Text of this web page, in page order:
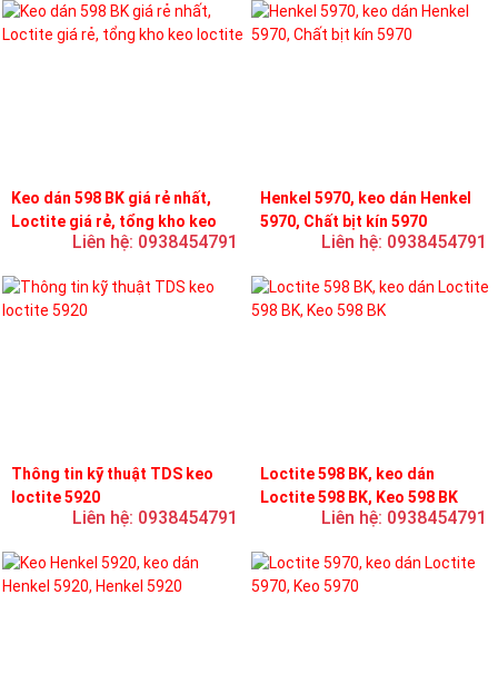
Keo dán 598 BK giá rẻ nhất,
Loctite giá rẻ, tổng kho keo
Liên hệ: 0938454791
Henkel 5970, keo dán Henkel
5970, Chất bịt kín 5970
Liên hệ: 0938454791
Thông tin kỹ thuật TDS keo
loctite 5920
Liên hệ: 0938454791
Loctite 598 BK, keo dán
Loctite 598 BK, Keo 598 BK
Liên hệ: 0938454791